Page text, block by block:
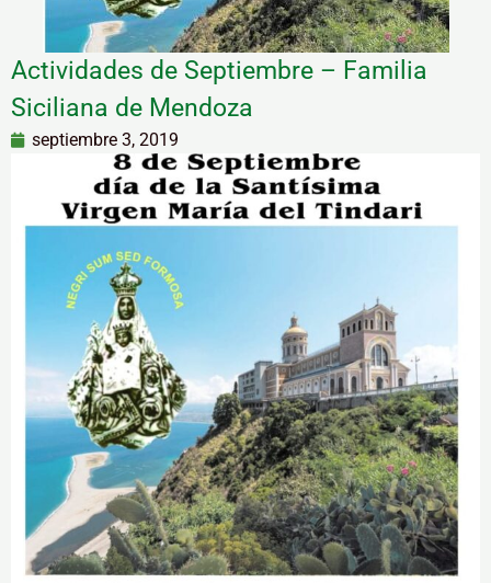
Actividades de Septiembre – Familia
Siciliana de Mendoza
septiembre 3, 2019